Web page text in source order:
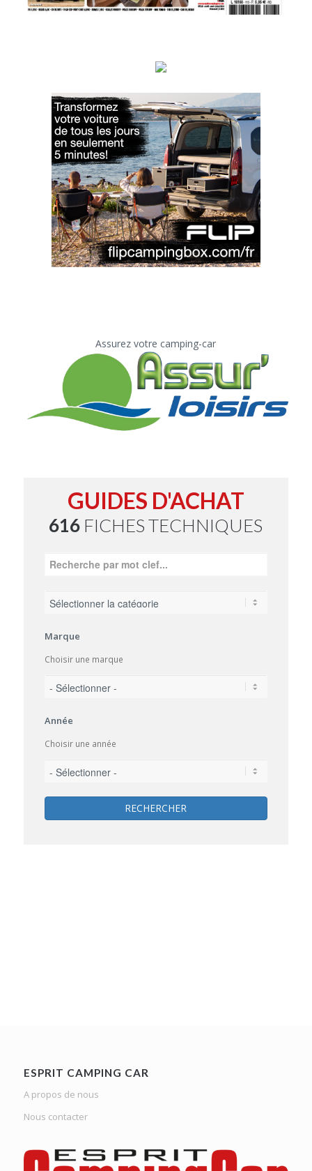
Assurez votre camping-car
GUIDES D'ACHAT
616 FICHES TECHNIQUES
Marque
Choisir une marque
Année
Choisir une année
RECHERCHER
ESPRIT CAMPING CAR
A propos de nous
Nous contacter